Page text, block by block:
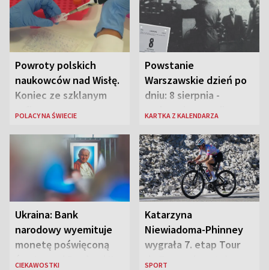
Powroty polskich
naukowców nad Wisłę.
Koniec ze szklanym
sufitem
POLACY NA ŚWIECIE
Powstanie
Warszawskie dzień po
dniu: 8 sierpnia -
rozbrzmiewa radio
„Antka Rozpylacza”
KARTKA Z KALENDARZA
Ukraina: Bank
narodowy wyemituje
monetę poświęconą
św. Janowi Pawłowi II
CIEKAWOSTKI
Katarzyna
Niewiadoma-Phinney
wygrała 7. etap Tour
de France i została
SPORT